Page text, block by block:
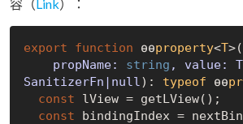
容（ Link）：
export function ɵɵproperty<T>(
    propName:
string , value:
SanitizerFn| null): typeof ɵɵ
const lView = getLView();
const bindingIndex =